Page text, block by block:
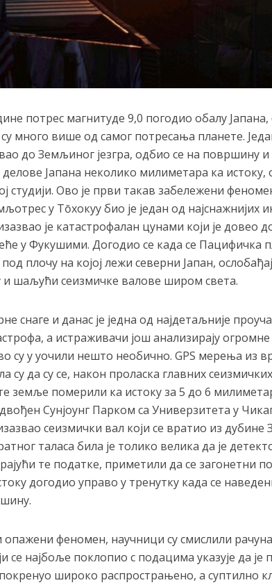
потрес магнитуде 9,0 погодио обалу
много више од самог потресања планете.
до Земљиног језгра, одбио се на површину
Јапана неколико милиметара ка истоку,
студији. Ово је први такав забележени
у Тōхокуу био је један од најснажнијих
је катастрофалан цунами који је довео
у Фукушими. Догодио се када се Пацифичка
плочу на којој лежи северни Јапан,
и шаљући сеизмичке валове широм света.
снаге и данас је једна од најдетаљније
а истраживачи још анализирају
су у уочили нешто необично. GPS мерења из
су да су се, након проласка главних
земље померили ка истоку за 5 до 6
Сунјоунг Парком са Универзитета у
сеизмички вал који се вратио из дубине
таласа била је толико велика да је
те податке, приметили да се загонетни
догодио управо у тренутку када се
опажени феномен, научници су смислили
се најбоље поклопио с подацима указује да је
широко распрострањено, а суптилно